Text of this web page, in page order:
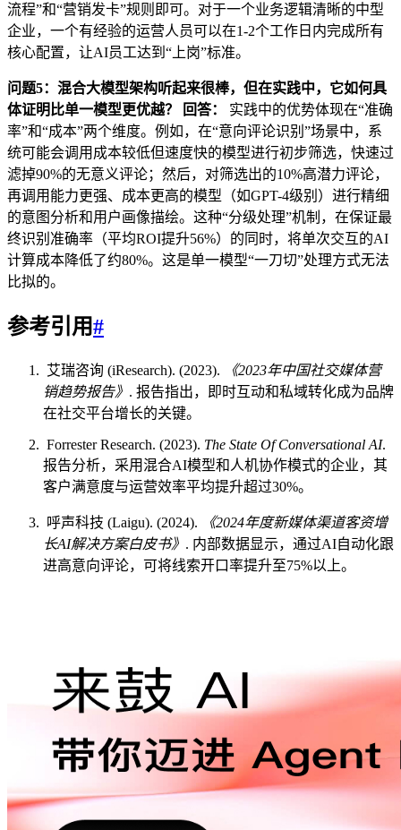
流程”和“营销发卡”规则即可。对于一个业务逻辑清晰的中型
企业，一个有经验的运营人员可以在1-2个工作日内完成所有
核心配置，让AI员工达到“上岗”标准。
问题5：混合大模型架构听起来很棒，但在实践中，它如何具
体证明比单一模型更优越？
回答：
实践中的优势体现在“准确
率”和“成本”两个维度。例如，在“意向评论识别”场景中，系
统可能会调用成本较低但速度快的模型进行初步筛选，快速过
滤掉90%的无意义评论；然后，对筛选出的10%高潜力评论，
再调用能力更强、成本更高的模型（如GPT-4级别）进行精细
的意图分析和用户画像描绘。这种“分级处理”机制，在保证最
终识别准确率（平均ROI提升56%）的同时，将单次交互的AI
计算成本降低了约80%。这是单一模型“一刀切”处理方式无法
比拟的。
参考引用#
艾瑞咨询 (iResearch). (2023).
《2023年中国社交媒体营
销趋势报告》 . 报告指出，即时互动和私域转化成为品牌
在社交平台增长的关键。
Forrester Research. (2023). The State Of Conversational AI.
报告分析，采用混合AI模型和人机协作模式的企业，其
客户满意度与运营效率平均提升超过30%。
呼声科技 (Laigu). (2024).
《2024年度新媒体渠道客资增
长AI解决方案白皮书》 . 内部数据显示，通过AI自动化跟
进高意向评论，可将线索开口率提升至75%以上。